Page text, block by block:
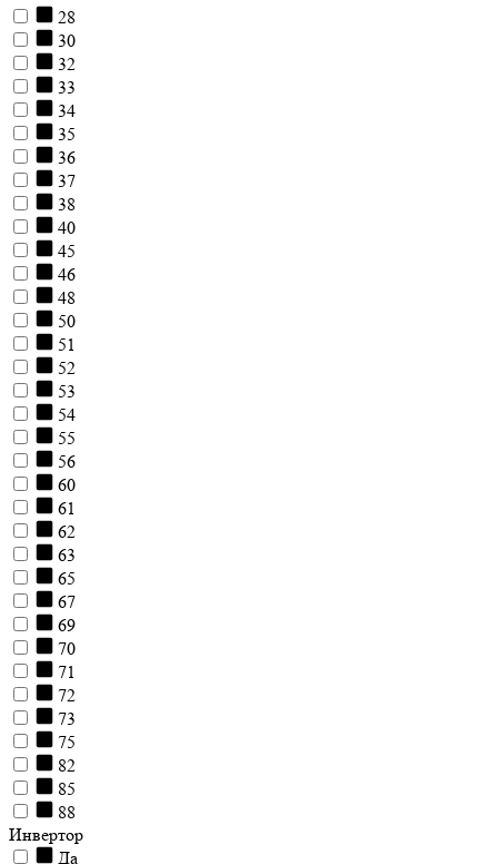
28
30
32
33
34
35
36
37
38
40
45
46
48
50
51
52
53
54
55
56
60
61
62
63
65
67
69
70
71
72
73
75
82
85
88
Инвертор
Да